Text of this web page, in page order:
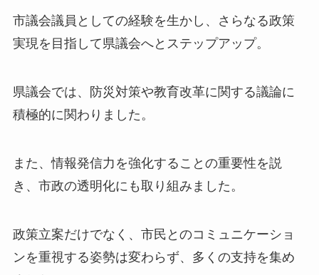
市議会議員としての経験を生かし、さらなる政策
実現を目指して県議会へとステップアップ。
県議会では、防災対策や教育改革に関する議論に
積極的に関わりました。
また、情報発信力を強化することの重要性を説
き、市政の透明化にも取り組みました。
政策立案だけでなく、市民とのコミュニケーショ
ンを重視する姿勢は変わらず、多くの支持を集め